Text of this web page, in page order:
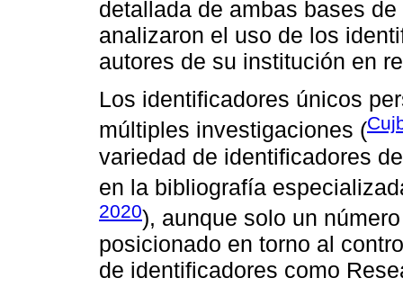
detallada de ambas bases
analizaron el uso de los
autores de su institución en
Los identificadores únicos
múltiples investigaciones (
variedad de identificadores
en la bibliografía
2020), aunque solo un
posicionado en torno al
de identificadores como